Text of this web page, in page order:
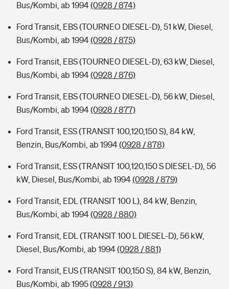
Bus/Kombi, ab 1994(0928 / 874)
Ford Transit, EBS (TOURNEO DIESEL-D), 51 kW, Diesel,
Bus/Kombi, ab 1994(0928 / 875)
Ford Transit, EBS (TOURNEO DIESEL-D), 63 kW, Diesel,
Bus/Kombi, ab 1994(0928 / 876)
Ford Transit, EBS (TOURNEO DIESEL-D), 56 kW, Diesel,
Bus/Kombi, ab 1994(0928 / 877)
Ford Transit, ESS (TRANSIT 100,120,150 S), 84 kW,
Benzin, Bus/Kombi, ab 1994(0928 / 878)
Ford Transit, ESS (TRANSIT 100,120,150 S DIESEL-D), 56
kW, Diesel, Bus/Kombi, ab 1994(0928 / 879)
Ford Transit, EDL (TRANSIT 100 L), 84 kW, Benzin,
Bus/Kombi, ab 1994(0928 / 880)
Ford Transit, EDL (TRANSIT 100 L DIESEL-D), 56 kW,
Diesel, Bus/Kombi, ab 1994(0928 / 881)
Ford Transit, EUS (TRANSIT 100,150 S), 84 kW, Benzin,
Bus/Kombi, ab 1995(0928 / 913)